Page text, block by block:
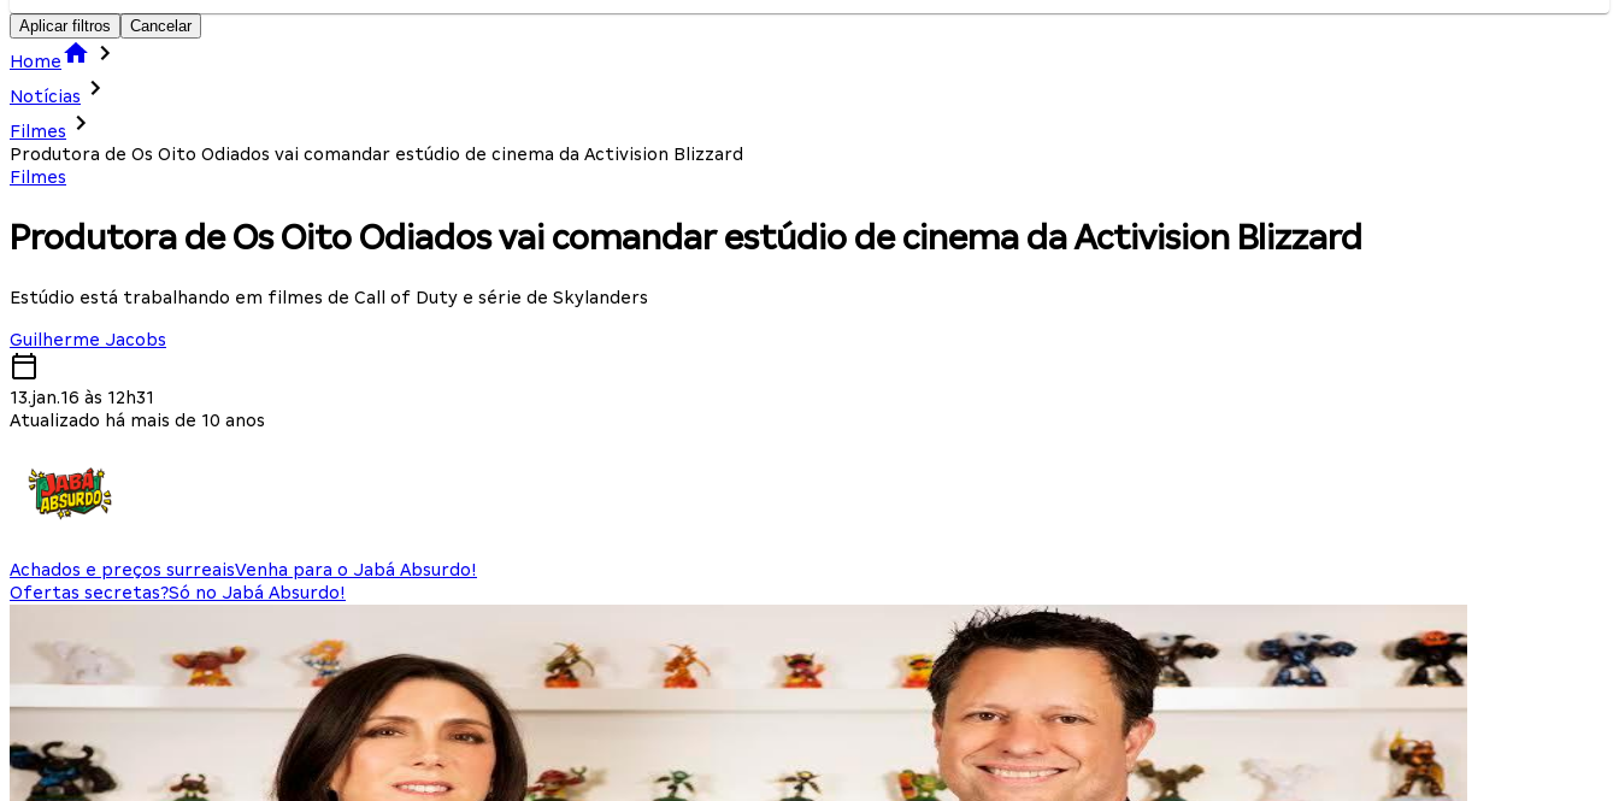
Aplicar filtros Cancelar
Home
Notícias
Filmes
Produtora de Os Oito Odiados vai comandar estúdio de cinema da Activision Blizzard
Filmes
Produtora de Os Oito Odiados vai comandar estúdio de cinema da Activision Blizzard
Estúdio está trabalhando em filmes de Call of Duty e série de Skylanders
Guilherme Jacobs
13.jan.16 às 12h31
Atualizado há mais de 10 anos
Achados e preços surreaisVenha para o Jabá Absurdo!
Ofertas secretas?Só no Jabá Absurdo!